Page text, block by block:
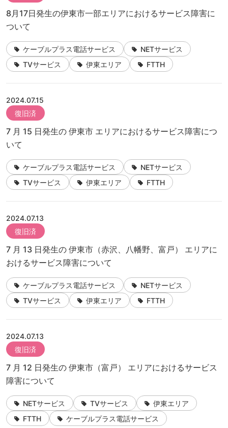
8月17日発生の伊東市一部エリアにおけるサービス障害に
ついて
ケーブルプラス電話サービス
NETサービス
TVサービス
伊東エリア FTTH
2024.07.15
復旧済
7 月 15 日発生の 伊東市 エリアにおけるサービス障害につ
いて
ケーブルプラス電話サービス
NETサービス
TVサービス
伊東エリア FTTH
2024.07.13
復旧済
7 月 13 日発生の 伊東市（赤沢、八幡野、富戸） エリアに
おけるサービス障害について
ケーブルプラス電話サービス
NETサービス
TVサービス
伊東エリア FTTH
2024.07.13
復旧済
7 月 12 日発生の 伊東市（富戸） エリアにおけるサービス
障害について
NETサービス TVサービス
伊東エリア
FTTH
ケーブルプラス電話サービス